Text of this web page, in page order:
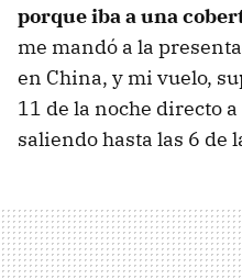
porque iba a una
me mandó a la
en China, y mi vuelo,
11 de la noche directo
saliendo hasta las 6 de